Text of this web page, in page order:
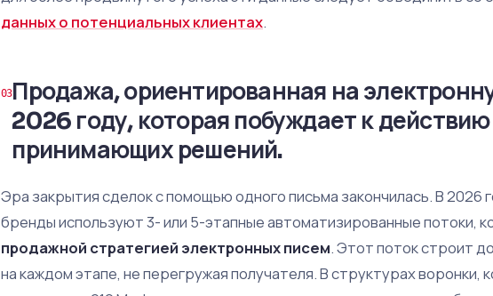
данных о потенциальных клиентах.
Продажа, ориентированная на
2026 году, которая побуждает к действию
принимающих решений.
Эра закрытия сделок с помощью одного письма закончилась. В 2026
бренды используют 3- или 5-этапные автоматизированные потоки,
продажной стратегией электронных писем. Этот поток строит
на каждом этапе, не перегружая получателя. В структурах воронки,